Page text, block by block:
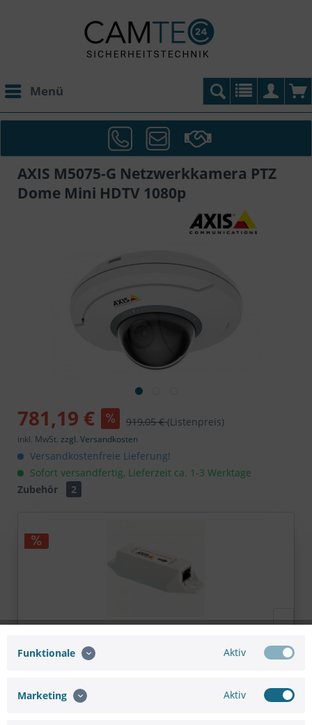
Menü
AXIS M5075-G Netzwerkkamera PTZ
Dome Mini HDTV 1080p
781,19 € 919,05 €(Listenpreis)
inkl. MwSt. zzgl. Versandkosten
Versandkostenfreie Lieferung!
Sofort versandfertig, Lieferzeit ca. 1-3 Werktage
Zubehör
2
Funktionale Aktiv
Marketing Aktiv